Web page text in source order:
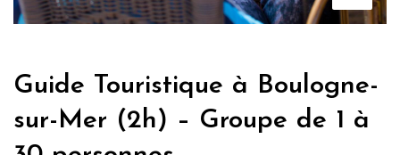
Guide Touristique à Boulogne-
sur-Mer (2h) – Groupe de 1 à